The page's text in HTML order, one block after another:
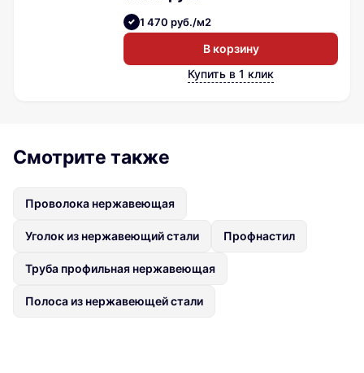
1 470 руб./м2
В корзину
Купить в 1 клик
Смотрите также
Проволока нержавеющая
Уголок из нержавеющий стали Профнастил
Труба профильная нержавеющая
Полоса из нержавеющей стали